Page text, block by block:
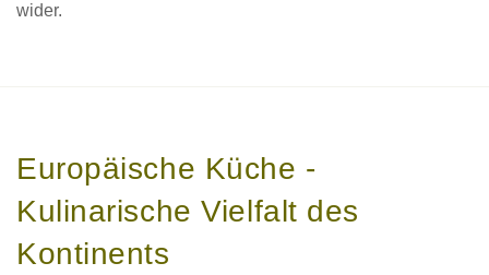
wider.
Europäische Küche -
Kulinarische Vielfalt des
Kontinents